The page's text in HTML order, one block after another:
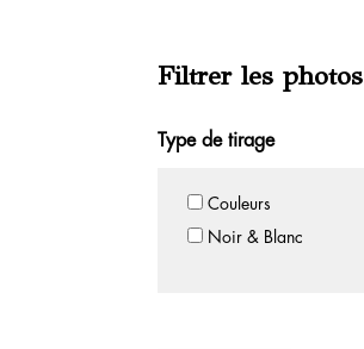
Filtrer les photos
Type de tirage
Couleurs
Noir & Blanc